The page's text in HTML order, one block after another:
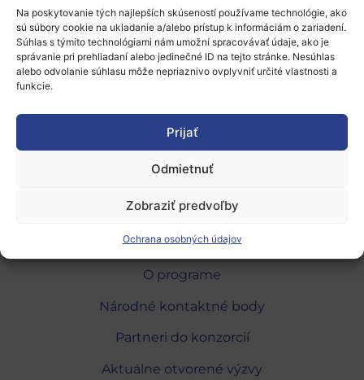
Na poskytovanie tých najlepších skúseností používame technológie, ako
sú súbory cookie na ukladanie a/alebo prístup k informáciám o zariadení.
Súhlas s týmito technológiami nám umožní spracovávať údaje, ako je
správanie pri prehliadaní alebo jedinečné ID na tejto stránke. Nesúhlas
alebo odvolanie súhlasu môže nepriaznivo ovplyvniť určité vlastnosti a
funkcie.
Prijať
Odmietnuť
Zobraziť predvoľby
Ochrana osobných údajov
protection technologies and HMI solutions to
ensure the safety of highly automated vehicles
(CCAM Partnership)
Viac informácií o ponúkanej expertíze na
spoluprácu nájdete voformulári.
24.11.2021, mit
O programe
Národné kontaktné body
Partneri do konzorcií
Aktuálne otvorené výzvy